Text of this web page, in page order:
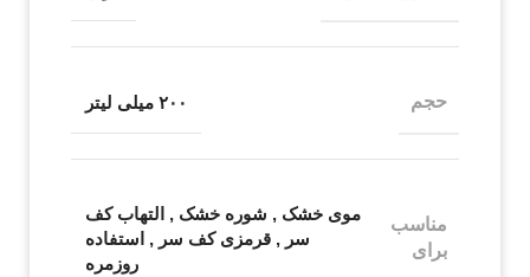
حجم ۲۰۰ میلی لیتر
مناسب
برای
موی خشک , شوره خشک , التهاب کف
سر , قرمزی کف سر , استفاده
روزمره